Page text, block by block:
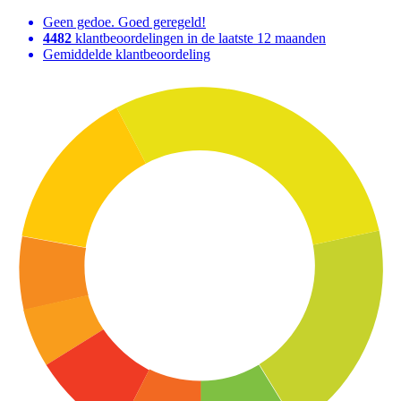
Geen gedoe. Goed geregeld!
4482 klantbeoordelingen in de laatste 12 maanden
Gemiddelde klantbeoordeling